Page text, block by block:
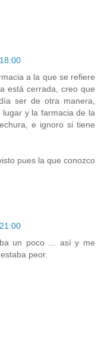
a la que se refiere
está cerrada, creo que
ser de otra manera,
y la farmacia de la
e ignoro si tiene
pues la que conozco
un poco ... así y me
peor.